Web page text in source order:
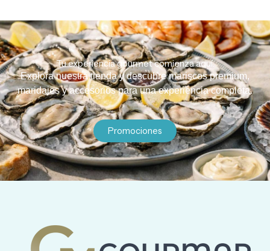
Tu experiencia gourmet comienza aquí.
Explora nuestra tienda y descubre mariscos premium,
maridajes y accesorios para una experiencia completa.
Promociones